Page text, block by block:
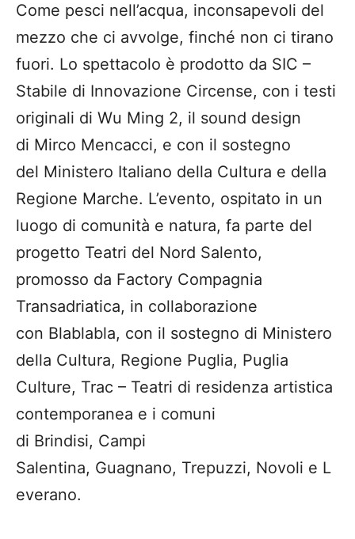
Come pesci nell’acqua, inconsapevoli del
mezzo che ci avvolge, finché non ci tirano
fuori. Lo spettacolo è prodotto da SIC –
Stabile di Innovazione Circense, con i testi
originali di Wu Ming 2, il sound design
di Mirco Mencacci, e con il sostegno
del Ministero Italiano della Cultura e della
Regione Marche. L’evento, ospitato in un
luogo di comunità e natura, fa parte del
progetto Teatri del Nord Salento,
promosso da Factory Compagnia
Transadriatica, in collaborazione
con Blablabla, con il sostegno di Ministero
della Cultura, Regione Puglia, Puglia
Culture, Trac – Teatri di residenza artistica
contemporanea e i comuni
di Brindisi, Campi
Salentina, Guagnano, Trepuzzi, Novoli e L
everano.